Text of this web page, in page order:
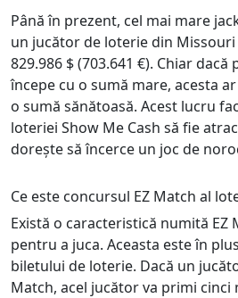
Până în prezent, cel mai mare
un jucător de loterie din
829.986 $ (703.641 €). Chiar
începe cu o sumă mare, acesta
o sumă sănătoasă. Acest lucru
loteriei Show Me Cash să fie
dorește să încerce un joc de
Ce este concursul EZ Match al
Există o caracteristică numită EZ
pentru a juca. Aceasta este în
biletului de loterie. Dacă un
Match, acel jucător va primi